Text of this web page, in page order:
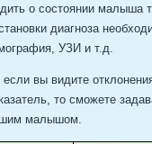
о состоянии малыша
диагноза
УЗИ и т.д.
если вы видите
то сможете
малышом.